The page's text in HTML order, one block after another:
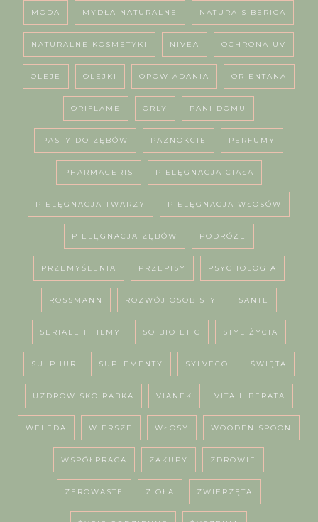
MODA MYDŁA NATURALNE NATURA SIBERICA
NATURALNE KOSMETYKI NIVEA OCHRONA UV
OLEJE OLEJKI OPOWIADANIA ORIENTANA
ORIFLAME ORLY PANI DOMU
PASTY DO ZĘBÓW PAZNOKCIE PERFUMY
PHARMACERIS PIELĘGNACJA CIAŁA
PIELĘGNACJA TWARZY PIELĘGNACJA WŁOSÓW
PIELĘGNACJA ZĘBÓW PODRÓŻE
PRZEMYŚLENIA PRZEPISY PSYCHOLOGIA
ROSSMANN ROZWÓJ OSOBISTY SANTE
SERIALE I FILMY SO BIO ETIC STYL ŻYCIA
SULPHUR SUPLEMENTY SYLVECO ŚWIĘTA
UZDROWISKO RABKA VIANEK VITA LIBERATA
WELEDA WIERSZE WŁOSY WOODEN SPOON
WSPÓŁPRACA ZAKUPY ZDROWIE
ZEROWASTE ZIOŁA ZWIERZĘTA